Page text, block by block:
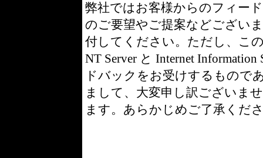
弊社ではお客様からのフィー
のご要望やご提案などござい
付してください。ただし、こ
NT Server と Internet
ドバックをお受けするもので
まして、大変申し訳ございま
ます。あらかじめご了承くだ